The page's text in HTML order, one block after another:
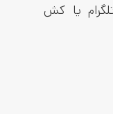
یا کش